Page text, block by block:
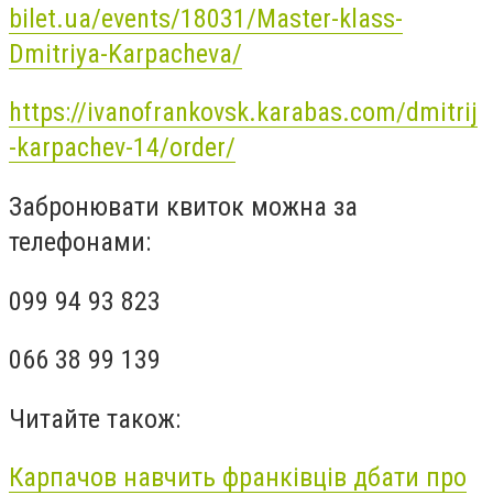
bilet.ua/events/18031/Master-klass-
Dmitriya-Karpacheva/
https://ivanofrankovsk.karabas.com/dmitrij
-karpachev-14/order/
Забронювати квиток можна за
телефонами:
099 94 93 823
066 38 99 139
Читайте також:
Карпачов навчить франківців дбати про